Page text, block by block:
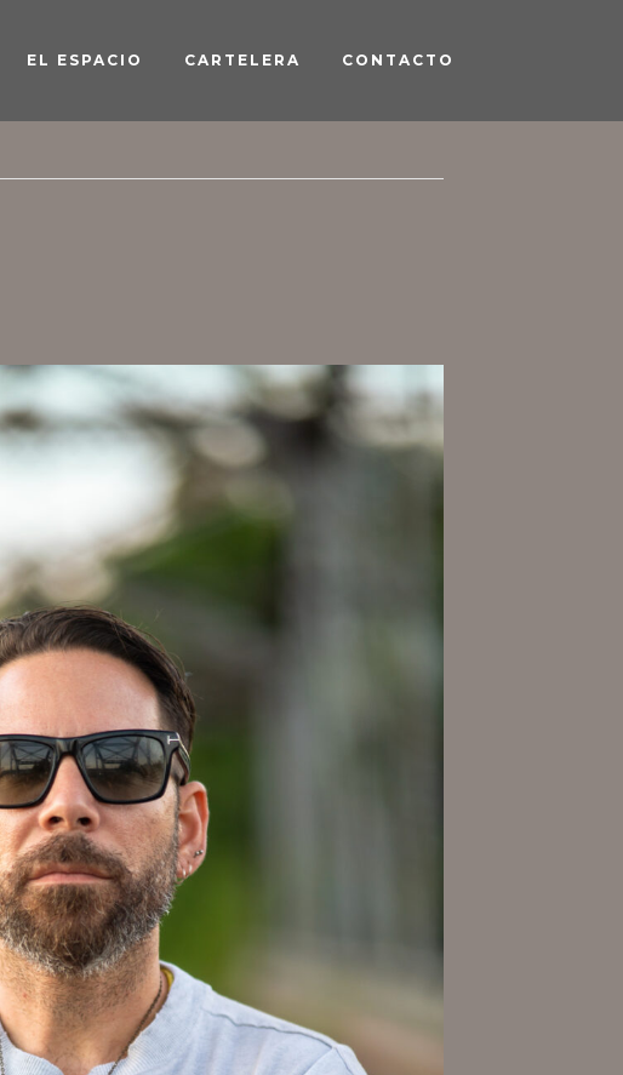
EL ESPACIO CARTELERA CONTACTO